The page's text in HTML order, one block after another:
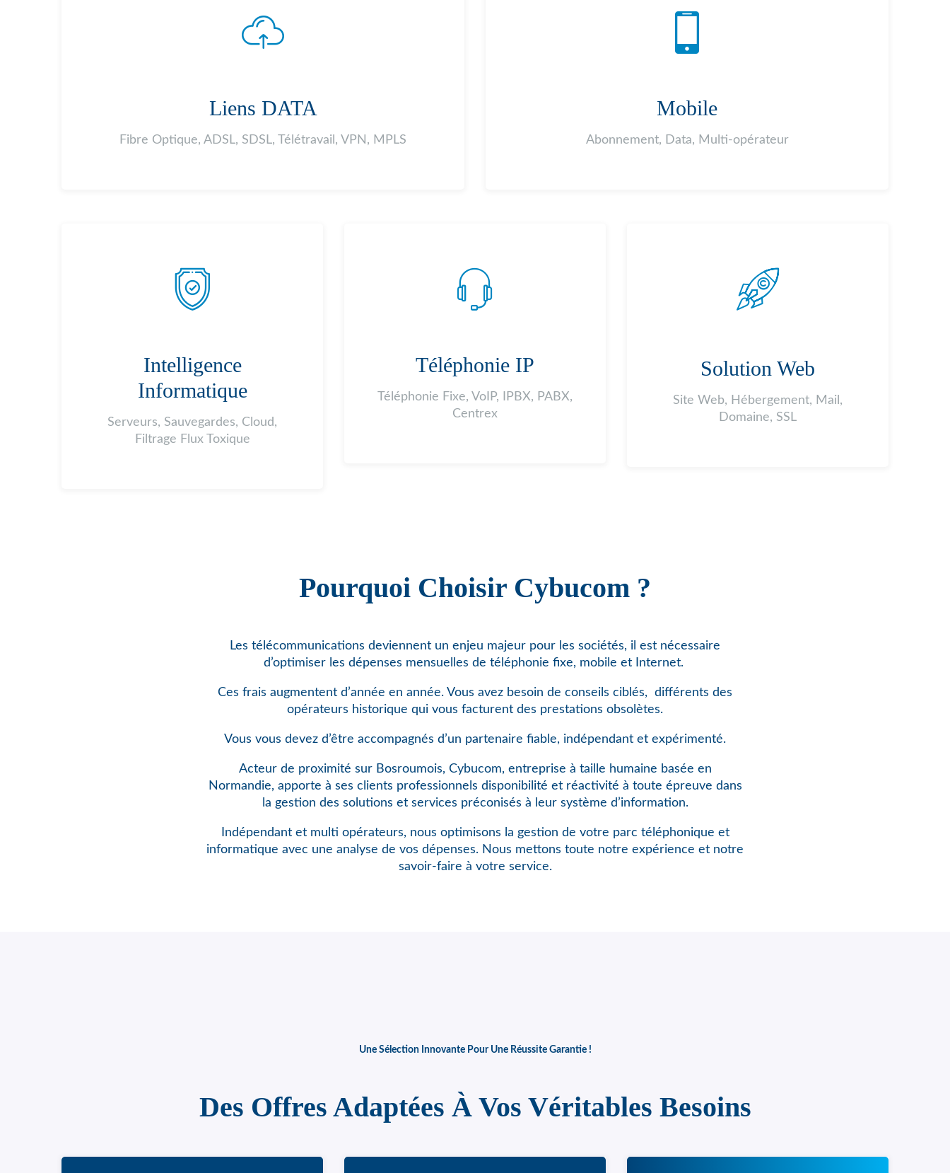
Liens DATA
Fibre Optique, ADSL, SDSL, Télétravail, VPN, MPLS
Mobile
Abonnement, Data, Multi-opérateur
Intelligence
Informatique
Serveurs, Sauvegardes, Cloud,
Filtrage Flux Toxique
Téléphonie IP
Téléphonie Fixe, VoIP, IPBX, PABX,
Centrex
Solution Web
Site Web, Hébergement, Mail,
Domaine, SSL
Pourquoi Choisir Cybucom ?
Les télécommunications deviennent un enjeu majeur pour les sociétés, il est nécessaire
d’optimiser les dépenses mensuelles de téléphonie fixe, mobile et Internet.
Ces frais augmentent d’année en année. Vous avez besoin de conseils ciblés,
différents des
opérateurs historique qui vous facturent des prestations obsolètes.
Vous vous devez d’être accompagnés d’un partenaire fiable, indépendant et expérimenté.
Acteur de proximité sur Bosroumois, Cybucom, entreprise à taille humaine basée en
Normandie, apporte à ses clients professionnels disponibilité et réactivité à toute épreuve dans
la gestion des solutions et services préconisés à leur système d’information.
Indépendant et multi opérateurs, nous optimisons la gestion de votre parc téléphonique et
informatique avec une analyse de vos dépenses. Nous mettons toute notre expérience et notre
savoir-faire à votre service.
Une Sélection Innovante Pour Une Réussite Garantie !
Des Offres Adaptées À Vos Véritables Besoins